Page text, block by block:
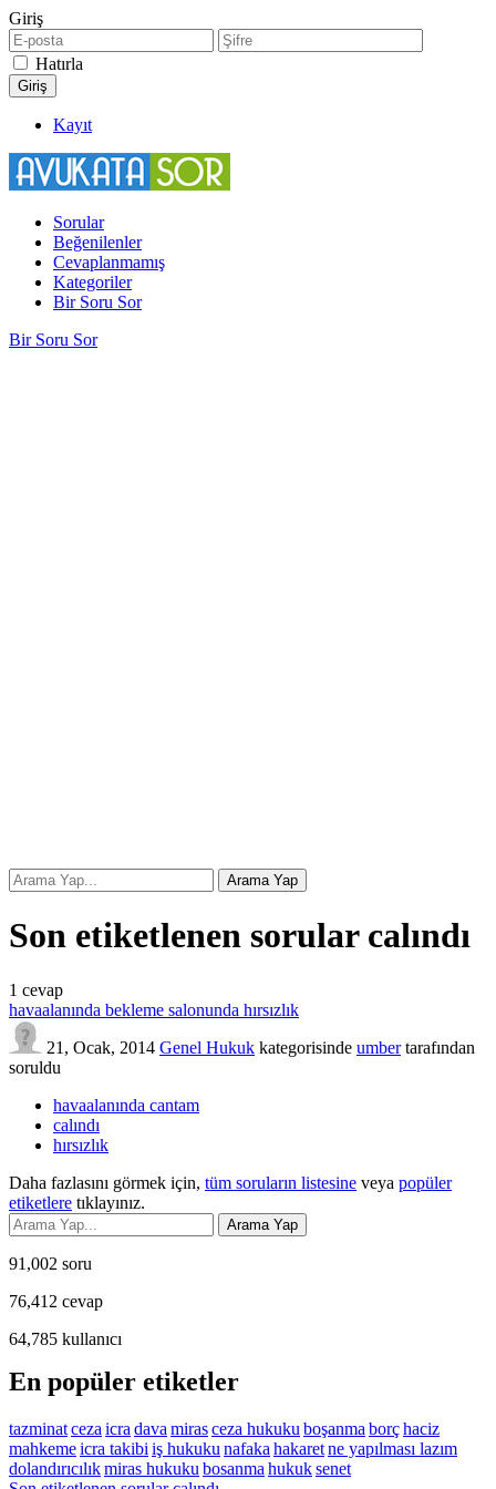
Giriş
Hatırla
Kayıt
Sorular
Beğenilenler
Cevaplanmamış
Kategoriler
Bir Soru Sor
Bir Soru Sor
Son etiketlenen sorular calındı
1 cevap
havaalanında bekleme salonunda hırsızlık
21, Ocak, 2014 Genel Hukuk kategorisinde umber tarafından
soruldu
havaalanında cantam
calındı
hırsızlık
Daha fazlasını görmek için, tüm soruların listesine veya popüler
etiketlere tıklayınız.
91,002 soru
76,412 cevap
64,785 kullanıcı
En popüler etiketler
tazminatceza icra dava mirasceza hukuku boşanma borçhaciz
mahkemeicra takibi iş hukuku nafaka hakaretne yapılması lazım
dolandırıcılıkmiras hukuku bosanma hukuksenet